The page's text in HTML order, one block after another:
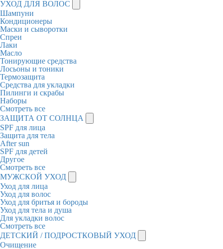
УХОД ДЛЯ ВОЛОС
Шампуни
Кондиционеры
Маски и сыворотки
Спреи
Лаки
Масло
Тонирующие средства
Лосьоны и тоники
Термозащита
Средства для укладки
Пилинги и скрабы
Наборы
Смотреть все
ЗАЩИТА ОТ СОЛНЦА
SPF для лица
Защита для тела
After sun
SPF для детей
Другое
Смотреть все
МУЖСКОЙ УХОД
Уход для лица
Уход для волос
Уход для бритья и бороды
Уход для тела и душа
Для укладки волос
Смотреть все
ДЕТСКИЙ / ПОДРОСТКОВЫЙ УХОД
Очищение